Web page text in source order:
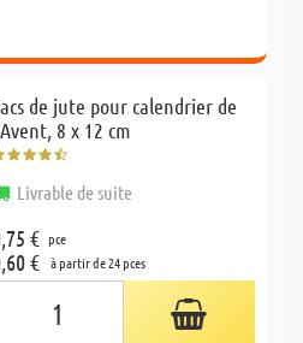
de jute pour calendrier de
8 x 12 cm
Livrable de suite
€ pce
€ à partir de 24 pces